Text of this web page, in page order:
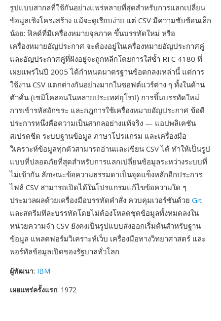
รูปแบบสากลที่ใช้กันอย่างแพร่หลายที่สุดสำหรับการแลกเปลี่ยน
ข้อมูลเชิงโครงสร้าง แม้จะดูเรียบง่าย แต่ CSV มีความซับซ้อนเล็ก
น้อย: ฟิลด์ที่มีเครื่องหมายจุลภาค ขึ้นบรรทัดใหม่ หรือ
เครื่องหมายอัญประกาศ จะต้องอยู่ในเครื่องหมายอัญประกาศคู่
และอัญประกาศคู่ที่ฝังอยู่จะถูกหลีกโดยการใส่ซ้ำ RFC 4180 ที่
เผยแพร่ในปี 2005 ได้กำหนดมาตรฐานข้อตกลงเหล่านี้ แต่การ
ใช้งาน CSV แตกต่างกันอย่างมากในซอฟต์แวร์ต่าง ๆ ทั้งในด้าน
ตัวคั่น (เซมิโคลอนในหลายประเทศยุโรป) การขึ้นบรรทัดใหม่
การเข้ารหัสอักขระ และกฎการใช้เครื่องหมายอัญประกาศ ข้อดี
ประการหนึ่งคือความเป็นสากลอย่างแท้จริง — แอปพลิเคชัน
สเปรดชีต ระบบฐานข้อมูล ภาษาโปรแกรม และเครื่องมือ
วิเคราะห์ข้อมูลทุกตัวสามารถอ่านและเขียน CSV ได้ ทำให้เป็นรูป
แบบที่ปลอดภัยที่สุดสำหรับการแลกเปลี่ยนข้อมูลระหว่างระบบที่
ไม่เข้ากัน ลักษณะข้อความธรรมดาเป็นจุดแข็งหลักอีกประการ:
ไฟล์ CSV สามารถเปิดได้ในโปรแกรมแก้ไขข้อความใด ๆ
ประมวลผลด้วยเครื่องมือบรรทัดคำสั่ง ควบคุมเวอร์ชันด้วย Git
และสตรีมทีละบรรทัดโดยไม่ต้องโหลดชุดข้อมูลทั้งหมดลงใน
หน่วยความจำ CSV ยังคงเป็นรูปแบบส่งออกเริ่มต้นสำหรับฐาน
ข้อมูล แพลตฟอร์มวิเคราะห์เว็บ เครื่องมือทางวิทยาศาสตร์ และ
พอร์ทัลข้อมูลเปิดของรัฐบาลทั่วโลก
ผู้พัฒนา: IBM
เผยแพร่ครั้งแรก: 1972